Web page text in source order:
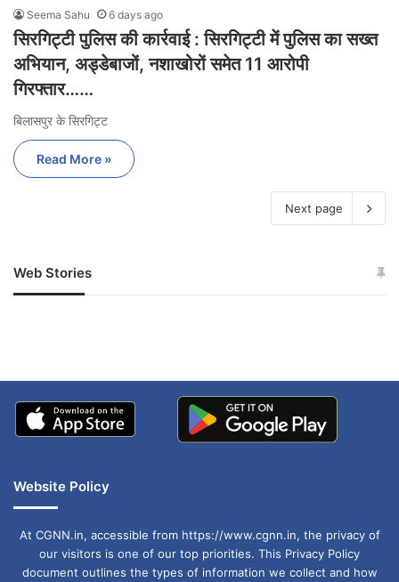
Seema Sahu 6 days ago
सिरगिट्टी पुलिस की कार्रवाई : सिरगिट्टी में पुलिस का सख्त
अभियान, अड्डेबाजों, नशाखोरों समेत 11 आरोपी
गिरफ्तार……
बिलासपुर के सिरगिट्ट
Read More »
Next page
Web Stories
जम्मू-कश्मीर में बारिश से
अपडेट
खाई में धक्का… आरोपियों ने
Website Policy
At CGNN.in, accessible from https://www.cgnn.in, the privacy of
our visitors is one of our top priorities. This Privacy Policy
document outlines the types of information we collect and how